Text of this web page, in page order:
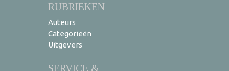
RUBRIEKEN
Auteurs
Categorieën
Uitgevers
SERVICE &